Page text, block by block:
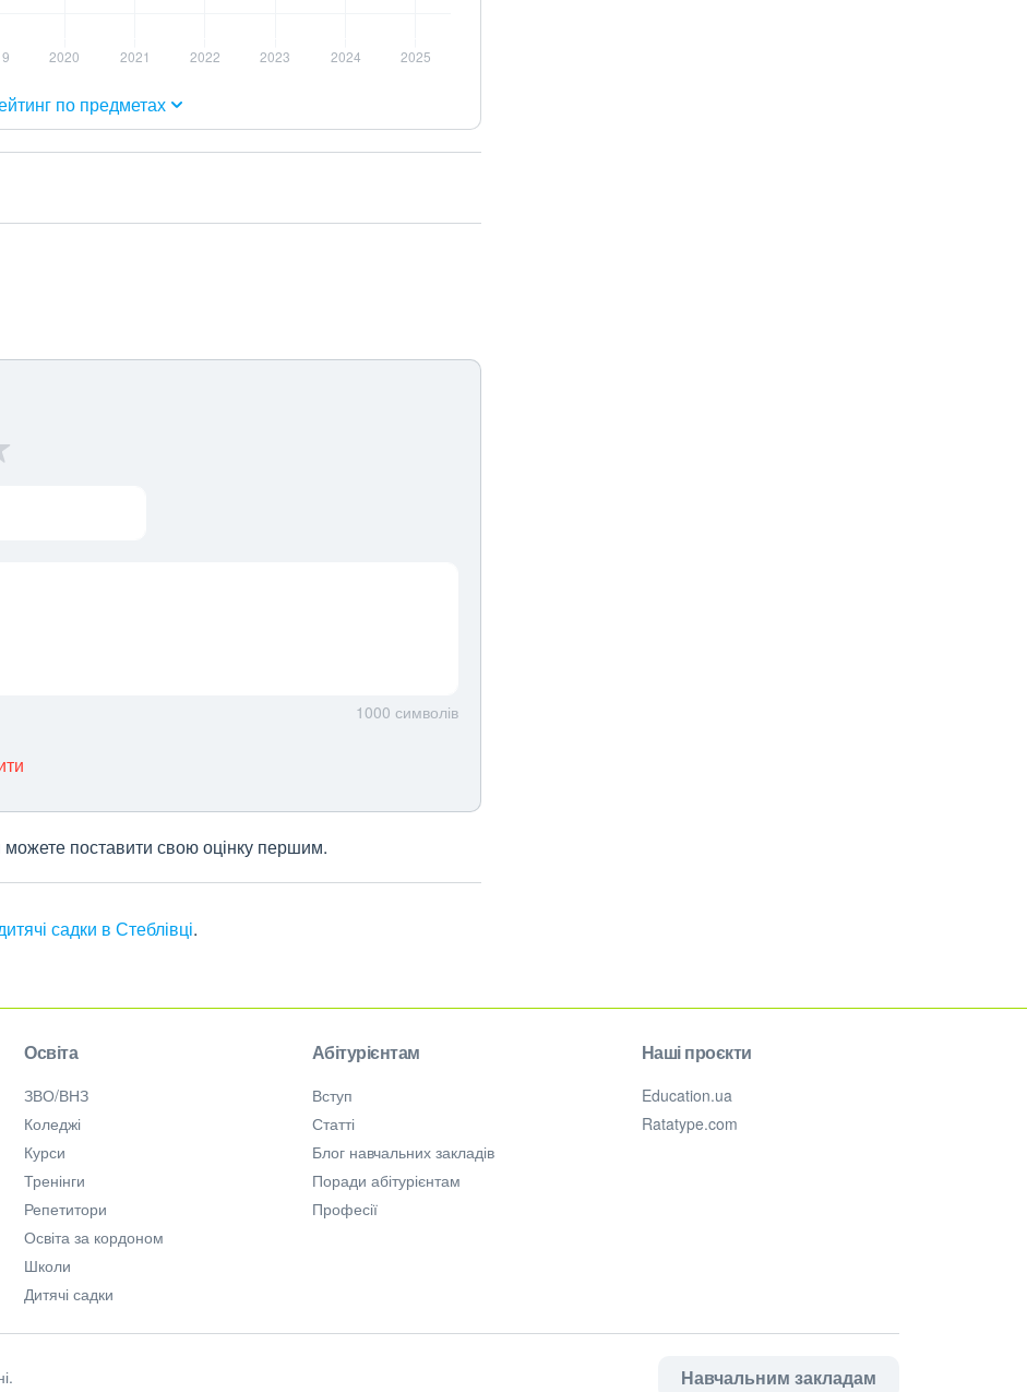
по предметах
1000 символів
можете поставити свою оцінку першим.
садки в Стеблівці.
Освіта
ЗВО/ВНЗ
Коледжі
Курси
Тренінги
Репетитори
Освіта за кордоном
Школи
Дитячі садки
Абітурієнтам
Вступ
Статті
Блог навчальних закладів
Поради абітурієнтам
Професії
Наші проєкти
Education.ua
Ratatype.com
Навчальним закладам